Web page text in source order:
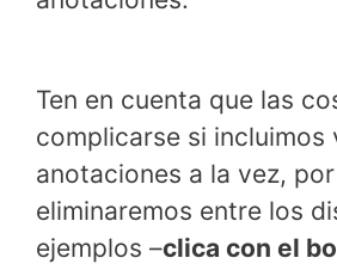
Ten en cuenta que las
complicarse si incluimos
anotaciones a la vez,
eliminaremos entre los
ejemplos –clica con el